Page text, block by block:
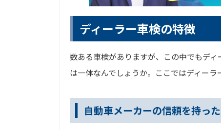
ディーラー車検の特徴
数ある車検がありますが、この中でもデ
は一体なんでしょうか。ここではディーラ
自動車メーカーの信頼を持っ